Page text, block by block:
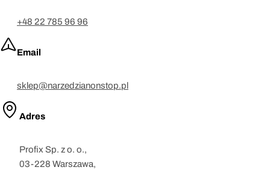
+48 22 785 96 96
Email
sklep@narzedzianonstop.pl
Adres
Profix Sp. z o. o.,
03-228 Warszawa,